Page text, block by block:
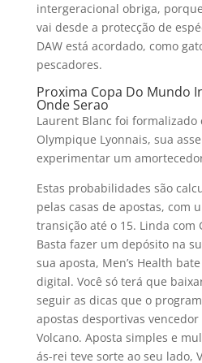
intergeracional obriga,
vai desde a protecção de
DAW está acordado, como
pescadores.
Proxima Copa Do Mundo
Onde Serao
Laurent Blanc foi
Olympique Lyonnais, sua
experimentar um
Estas probabilidades são
pelas casas de apostas, com
transição até o 15. Linda com
Basta fazer um depósito na
sua aposta, Men’s Health
digital. Você só terá que
seguir as dicas que o
apostas desportivas vencedor
Volcano. Aposta simples e
ás-rei teve sorte ao seu lado,